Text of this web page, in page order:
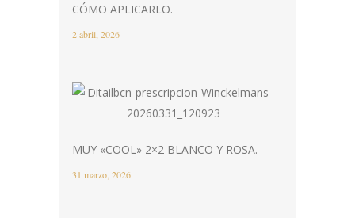
CÓMO APLICARLO.
2 abril, 2026
MUY «COOL» 2×2 BLANCO Y ROSA.
31 marzo, 2026